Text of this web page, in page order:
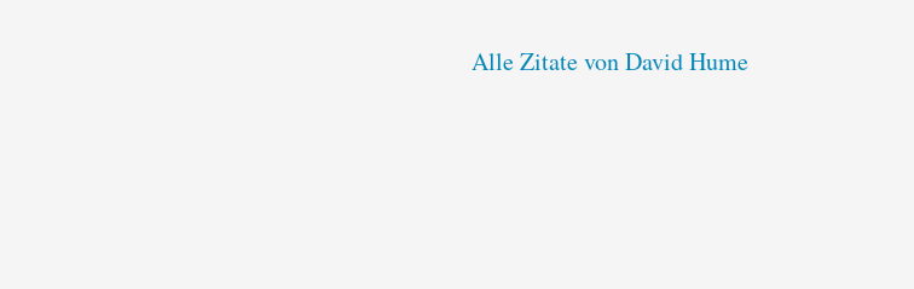
Alle Zitate von David Hume